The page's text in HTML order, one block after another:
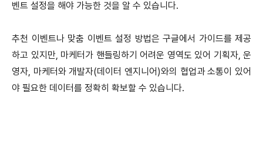
벤트 설정을 해야 가능한 것을 알 수 있습니다.
추천 이벤트나 맞춤 이벤트 설정 방법은 구글에서 가이드를 제공
하고 있지만, 마케터가 핸들링하기 어려운 영역도 있어 기획자, 운
영자, 마케터와 개발자(데이터 엔지니어)와의 협업과 소통이 있어
야 필요한 데이터를 정확히 확보할 수 있습니다.